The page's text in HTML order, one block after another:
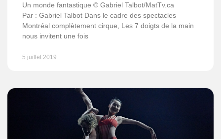
Un monde fantastique © Gabriel Talbot/MatTv.ca
Par : Gabriel Talbot Dans le cadre des spectacles
Montréal complètement cirque, Les 7 doigts de la main
nous invitent une fois
5 juillet 2019